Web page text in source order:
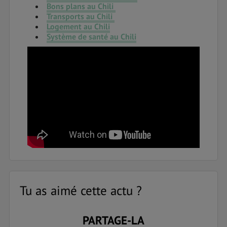
Bons plans au Chili
Transports au Chili
Logement au Chili
Système de santé au Chili
Tu as aimé cette actu ?
PARTAGE-LA